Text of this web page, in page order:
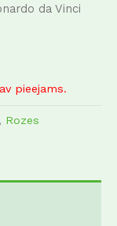
da Vinci
pieejams.
, Rozes